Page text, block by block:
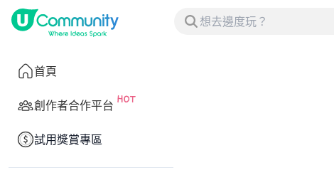
首頁
創作者合作平台
試用獎賞專區